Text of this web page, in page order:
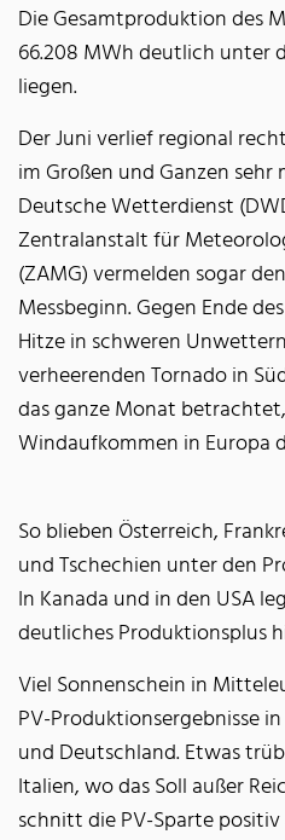
Die Gesamtproduktion des
66.208 MWh deutlich unter
liegen.
Der Juni verlief regional
im Großen und Ganzen
Deutsche Wetterdienst
Zentralanstalt für
(ZAMG) vermelden sogar
Messbeginn. Gegen Ende
Hitze in schweren
verheerenden Tornado in
das ganze Monat
Windaufkommen in Europa
So blieben Österreich,
und Tschechien unter den
In Kanada und in den USA
deutliches Produktionsplus
Viel Sonnenschein in
PV-Produktionsergebnisse
und Deutschland. Etwas
Italien, wo das Soll außer
schnitt die PV-Sparte positiv